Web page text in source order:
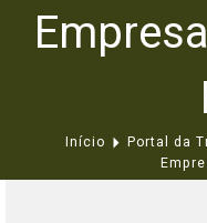
Início Portal da